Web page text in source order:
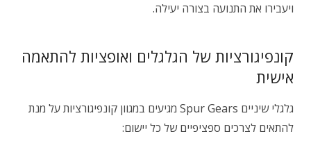
ויעבירו את התנועה בצורה יעילה.
קונפיגורציות של הגלגלים ואופציות להתאמה
אישית
גלגלי שיניים Spur Gears מגיעים במגוון קונפיגורציות על מנת
להתאים לצרכים ספציפיים של כל יישום: